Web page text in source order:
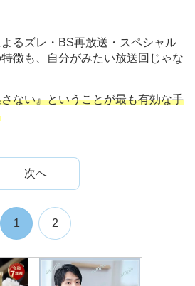
るズレ・BS再放送・スペシャル
徴も、自分がみたい放送回じゃな
ない』ということが最も有効な手
次へ
1 2